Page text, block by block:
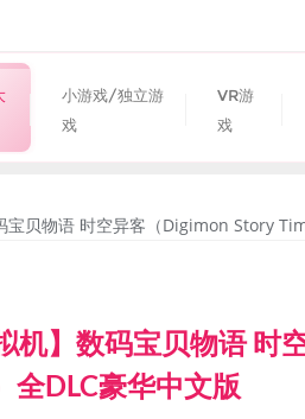
小游戏/独立游
戏
VR游
戏
机】数码宝贝物语
全DLC豪华中文版